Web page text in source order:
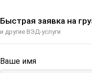
Быстрая заявка на
и другие ВЭД-услуги
Ваше имя